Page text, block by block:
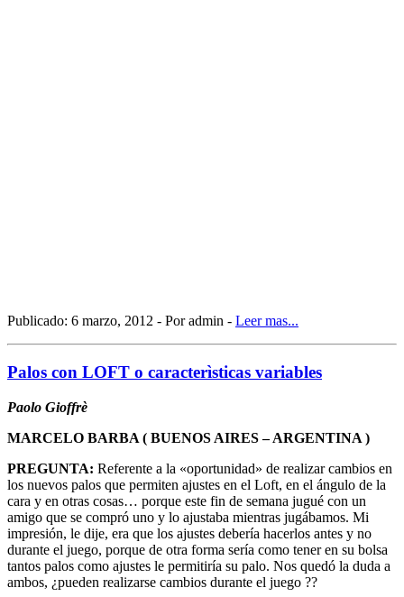
Publicado: 6 marzo, 2012 - Por admin - Leer mas...
Palos con LOFT o caracterìsticas variables
Paolo Gioffrè
MARCELO BARBA ( BUENOS AIRES – ARGENTINA )
PREGUNTA: Referente a la «oportunidad» de realizar cambios en
los nuevos palos que permiten ajustes en el Loft, en el ángulo de la
cara y en otras cosas… porque este fin de semana jugué con un
amigo que se compró uno y lo ajustaba mientras jugábamos. Mi
impresión, le dije, era que los ajustes debería hacerlos antes y no
durante el juego, porque de otra forma sería como tener en su bolsa
tantos palos como ajustes le permitiría su palo. Nos quedó la duda a
ambos, ¿pueden realizarse cambios durante el juego ??